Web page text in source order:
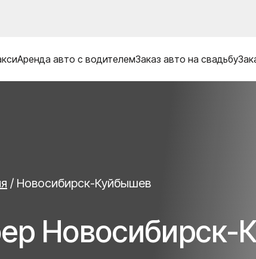
Аренда авто с водителемЗаказ авто на свадьбу
/ Новосибирск-Куйбышев